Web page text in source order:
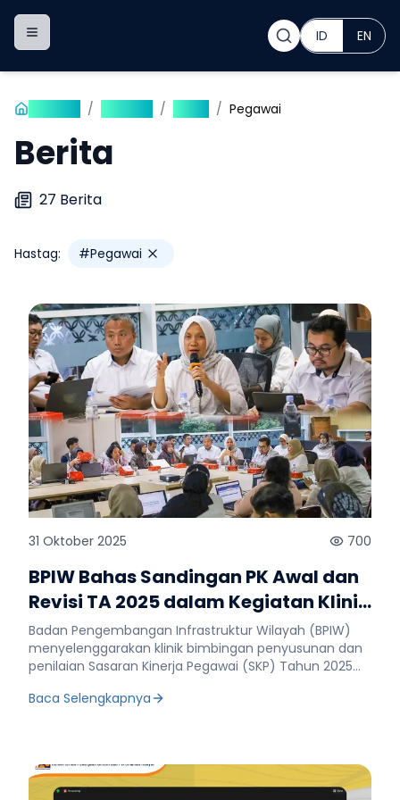
Toggle navigation menu ID EN
/ / / Pegawai
Berita
27 Berita
Hastag: #Pegawai
31 Oktober 2025 700
BPIW Bahas Sandingan PK Awal dan
Revisi TA 2025 dalam Kegiatan Klinik
Bimbingan Penyusunan dan
Penilaian Sasaran Kinerja Pegawai
(SKP)
Badan Pengembangan Infrastruktur Wilayah (BPIW)
menyelenggarakan klinik bimbingan penyusunan dan
penilaian Sasaran Kinerja Pegawai (SKP) Tahun 2025
diselenggarakan dalam rangka menyelaraskan acuan
oleh Sekretaris BPIW, Riska Rahmadia, yang dalam
sambutannya menekankan pentingnya forum ini
Baca Selengkapnya